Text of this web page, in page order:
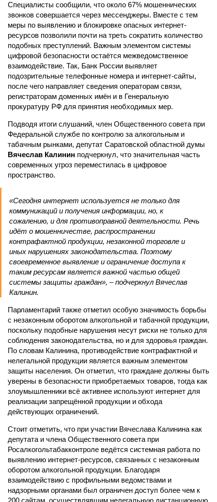
Специалисты сообщили, что около 67% мошеннических
звонков совершается через мессенджеры. Вместе с тем
меры по выявлению и блокировке опасных интернет-
ресурсов позволили почти на треть сократить количество
подобных преступлений. Важным элементом системы
цифровой безопасности остаётся межведомственное
взаимодействие. Так, Банк России выявляет
подозрительные телефонные номера и интернет-сайты,
после чего направляет сведения операторам связи,
регистраторам доменных имён и в Генеральную
прокуратуру РФ для принятия необходимых мер.
Подводя итоги слушаний, член Общественного совета при
Федеральной службе по контролю за алкогольным и
табачным рынками, депутат Саратовской областной думы
Вячеслав Калинин подчеркнул, что значительная часть
современных угроз переместилась в цифровое
пространство.
«Сегодня интернет используется не только для
коммуникаций и получения информации, но, к
сожалению, и для противоправной деятельности. Речь
идёт о мошенничестве, распространении
контрафактной продукции, незаконной торговле и
иных нарушениях законодательства. Поэтому
своевременное выявление и ограничение доступа к
таким ресурсам является важной частью общей
системы защиты граждан», – подчеркнул Вячеслав
Калинин.
Парламентарий также отметил особую значимость борьбы
с незаконным оборотом алкогольной и табачной продукции,
поскольку подобные нарушения несут риски не только для
соблюдения законодательства, но и для здоровья граждан.
По словам Калинина, противодействие контрафактной и
нелегальной продукции является важным элементом
защиты населения. Он отметил, что граждане должны быть
уверены в безопасности приобретаемых товаров, тогда как
злоумышленники всё активнее используют интернет для
реализации запрещённой продукции и обхода
действующих ограничений.
Стоит отметить, что при участии Вячеслава Калинина как
депутата и члена Общественного совета при
Росалкогольтабакконтроле ведётся системная работа по
выявлению интернет-ресурсов, связанных с незаконным
оборотом алкогольной продукции. Благодаря
взаимодействию с профильными ведомствами и
надзорными органами был ограничен доступ более чем к
200 сайтам, осуществлявшим нелегальную дистанционную